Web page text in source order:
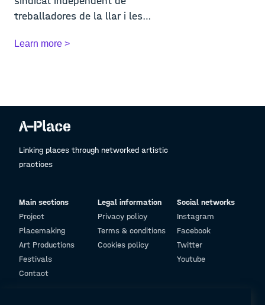
treballadores de la llar i les
Learn more >
Linking places through networked artistic
practices
Main sections
Project
Placemaking
Art Productions
Festivals
Contact
Legal information
Privacy policy
Terms & conditions
Cookies policy
Social networks
Instagram
Facebook
Twitter
Youtube